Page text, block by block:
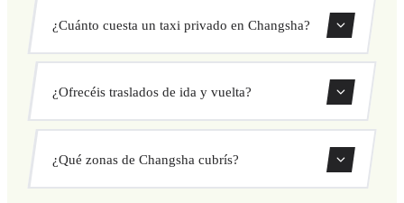
Usa nuestro formulario de reserva para buscar y confirmar
tu traslado al instante. Elige recogida y destino, selecciona
¿Cuánto cuesta un taxi privado en Changsha?
Nuestros traslados privados en Changsha tienen precio fijo
cerrado antes de salir. Sin cargos ocultos ni sorpresas.
¿Ofrecéis traslados de ida y vuelta?
directamente desde nuestro sistema de reservas.
¿Qué zonas de Changsha cubrís?